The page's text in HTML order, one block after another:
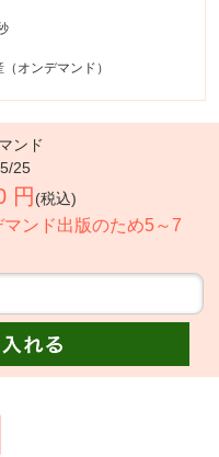
オンデマンド）
ンド
25
円 (税込)
マンド出版のため5～7